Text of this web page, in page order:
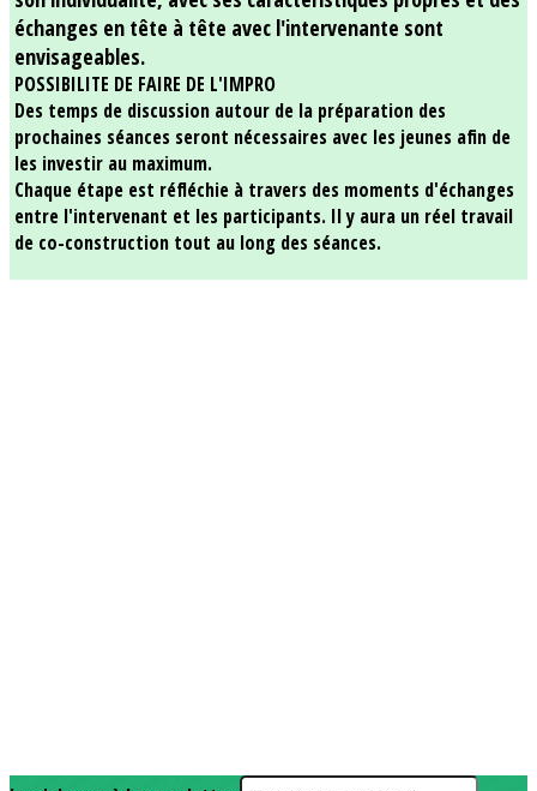
échanges en tête à tête avec l'intervenante sont
envisageables.
POSSIBILITE DE FAIRE DE L'IMPRO
Des temps de discussion autour de la préparation des
prochaines séances seront nécessaires avec les jeunes afin de
les investir au maximum.
Chaque étape est réfléchie à travers des moments d'échanges
entre l'intervenant et les participants. Il y aura un réel travail
de co-construction tout au long des séances.